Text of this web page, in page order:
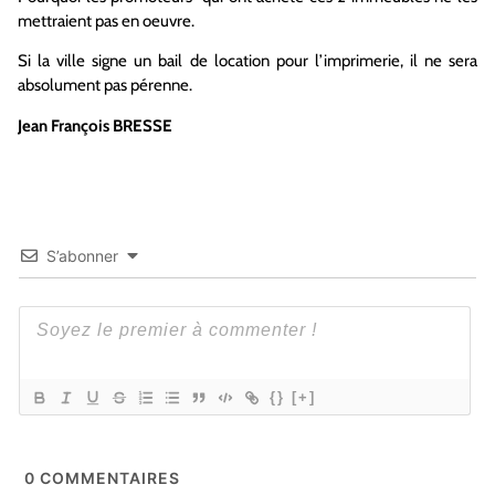
mettraient pas en oeuvre.
Si la ville signe un bail de location pour l’imprimerie, il ne sera
absolument pas pérenne.
Jean François BRESSE
S’abonner
{} [+]
0 COMMENTAIRES